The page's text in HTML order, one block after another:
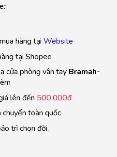
hàng tại Website
tại Shopee
cửa phòng vân tay Bramah-
lên đến 500.000đ
toàn quốc
trì chọn đời.